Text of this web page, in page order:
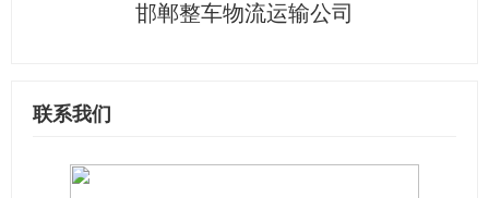
邯郸整车物流运输公司
联系我们